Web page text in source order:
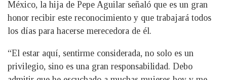
México, la hija de Pepe Aguilar señaló que es un gran
honor recibir este reconocimiento y que trabajará todos
los días para hacerse merecedora de él.
“El estar aquí, sentirme considerada, no solo es un
privilegio, sino es una gran responsabilidad. Debo